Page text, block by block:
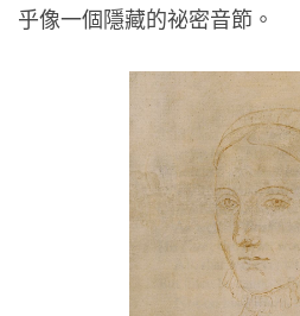
乎像一個隱藏的祕密音節。